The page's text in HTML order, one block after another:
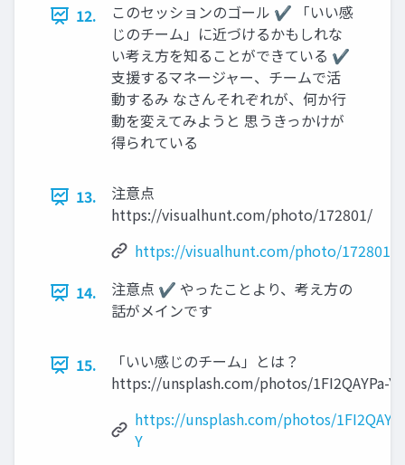
12.
このセッションのゴール ✔ 「いい感
じのチーム」に近づけるかもしれな
い考え方を知ることができている ✔
支援するマネージャー、チームで活
動するみ なさんそれぞれが、何か行
動を変えてみようと 思うきっかけが
得られている
13.
注意点
https://visualhunt.com/photo/172801/
https://visualhunt.com/photo/172801/
14.
注意点 ✔ やったことより、考え方の
話がメインです
15.
「いい感じのチーム」とは？
https://unsplash.com/photos/1FI2QAYPa-Y
https://unsplash.com/photos/
Y